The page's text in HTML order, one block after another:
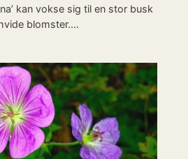
kan vokse sig til en stor busk
blomster.…